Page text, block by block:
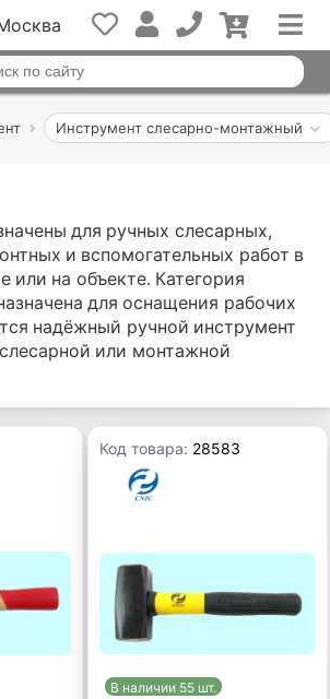
Инструмент слесарно-монтажный
для ручных слесарных,
и вспомогательных работ в
или на объекте. Категория
для оснащения рабочих
надёжный ручной инструмент
или монтажной
Код товара: 28583
В наличии 55 шт.